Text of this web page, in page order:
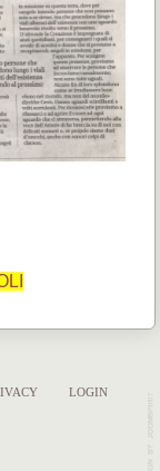
LOGIN